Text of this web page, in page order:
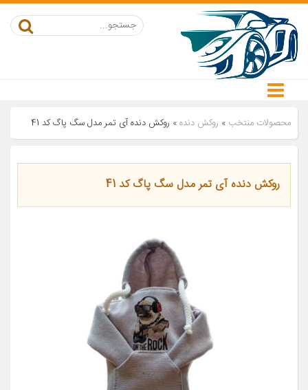
محصولات منتخب » روکش دنده» روکش دنده آی تمر مدل سگ پاگ کد 41
روکش دنده آی تمر مدل سگ پاگ کد 41